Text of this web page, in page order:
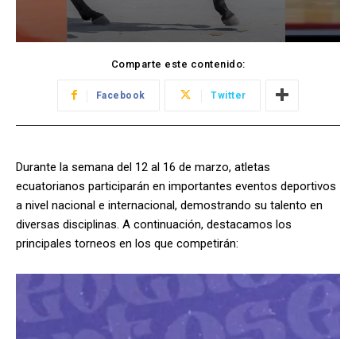
Comparte este contenido:
Facebook Twitter
Durante la semana del 12 al 16 de marzo, atletas
ecuatorianos participarán en importantes eventos deportivos
a nivel nacional e internacional, demostrando su talento en
diversas disciplinas. A continuación, destacamos los
principales torneos en los que competirán: